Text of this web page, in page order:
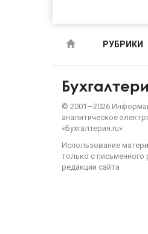
РУБРИКИ
© 2001—2026
аналитическое
«Бухгалтерия.ru»
Использование
только с письменного
редакции сайта